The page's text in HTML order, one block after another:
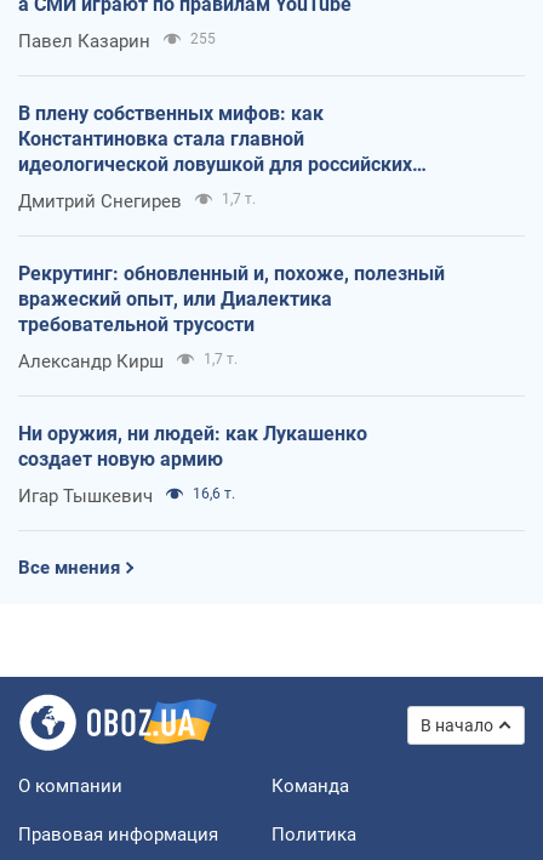
Павел Казарин 255
В плену собственных мифов: как
Константиновка стала главной
идеологической ловушкой для российских
оккупантов
Дмитрий Снегирев 1,7 т.
Рекрутинг: обновленный и, похоже, полезный
вражеский опыт, или Диалектика
требовательной трусости
Александр Кирш 1,7 т.
Ни оружия, ни людей: как Лукашенко
создает новую армию
Игар Тышкевич 16,6 т.
Все мнения
В начало
О компании Команда
Правовая информация
Политика